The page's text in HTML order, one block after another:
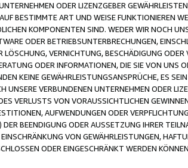
ODER LIZENZGEBER
BESTIMMTE ART UND WEISE FUNKTIONIEREN
KOMPONENTEN SIND. WEDER WIR NOCH
ODER BETRIEBSUNTERBRECHUNGEN,
VERNICHTUNG, BESCHÄDIGUNG
ODER INFORMATIONEN, DIE SIE VON UNS
KEINE GEWÄHRLEISTUNGSANSPRÜCHE, ES
UNSERE VERBUNDENEN UNTERNEHMEN ODER
VERLUSTS VON VORAUSSICHTLICHEN
AUFWENDUNGEN ODER
BEENDIGUNG ODER AUSSETZUNG IHRER
VON GEWÄHRLEISTUNGEN,
ODER EINGESCHRÄNKT WERDEN